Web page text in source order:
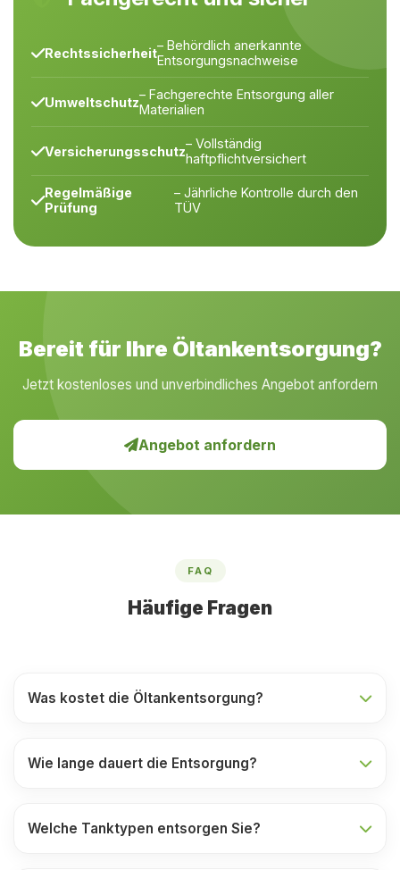
Rechtssicherheit– Behördlich anerkannte
Entsorgungsnachweise
Umweltschutz– Fachgerechte Entsorgung aller
Materialien
Versicherungsschutz– Vollständig
haftpflichtversichert
Regelmäßige
Prüfung
– Jährliche Kontrolle durch den
TÜV
Bereit für Ihre Öltankentsorgung?
Jetzt kostenloses und unverbindliches Angebot anfordern
Angebot anfordern
FAQ
Häufige Fragen
Was kostet die Öltankentsorgung?
Wie lange dauert die Entsorgung?
Welche Tanktypen entsorgen Sie?